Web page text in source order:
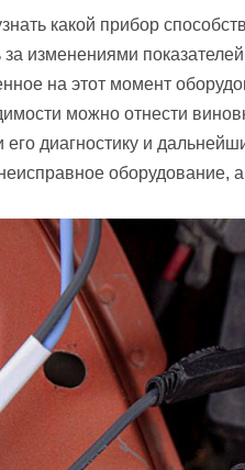
какой прибор
за изменениями
на этот момент
можно отнести
его диагностику и
оборудование,